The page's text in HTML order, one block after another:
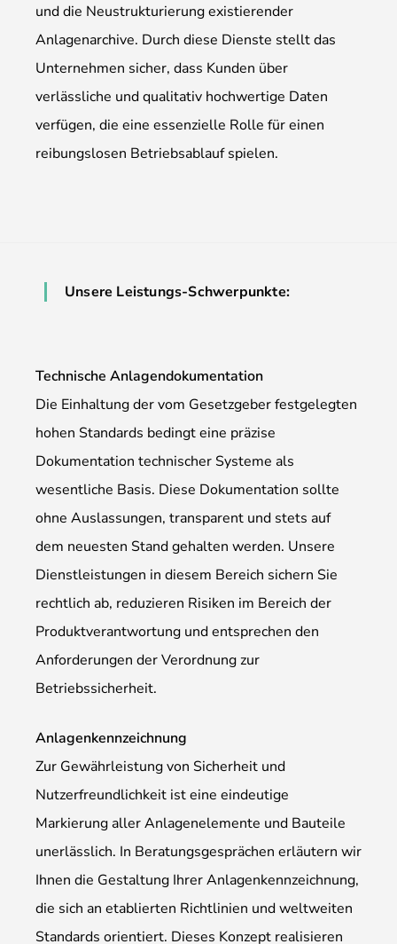
und die Neustrukturierung existierender
Anlagenarchive. Durch diese Dienste stellt das
Unternehmen sicher, dass Kunden über
verlässliche und qualitativ hochwertige Daten
verfügen, die eine essenzielle Rolle für einen
reibungslosen Betriebsablauf spielen.
Unsere Leistungs-Schwerpunkte:
Technische Anlagendokumentation
Die Einhaltung der vom Gesetzgeber festgelegten
hohen Standards bedingt eine präzise
Dokumentation technischer Systeme als
wesentliche Basis. Diese Dokumentation sollte
ohne Auslassungen, transparent und stets auf
dem neuesten Stand gehalten werden. Unsere
Dienstleistungen in diesem Bereich sichern Sie
rechtlich ab, reduzieren Risiken im Bereich der
Produktverantwortung und entsprechen den
Anforderungen der Verordnung zur
Betriebssicherheit.
Anlagenkennzeichnung
Zur Gewährleistung von Sicherheit und
Nutzerfreundlichkeit ist eine eindeutige
Markierung aller Anlagenelemente und Bauteile
unerlässlich. In Beratungsgesprächen erläutern wir
Ihnen die Gestaltung Ihrer Anlagenkennzeichnung,
die sich an etablierten Richtlinien und weltweiten
Standards orientiert. Dieses Konzept realisieren